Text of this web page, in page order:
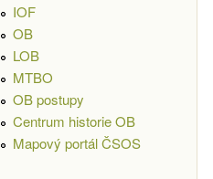
IOF
OB
LOB
MTBO
OB postupy
Centrum historie OB
Mapový portál ČSOS